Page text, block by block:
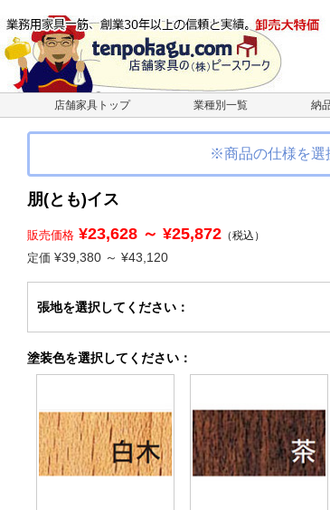
店舗家具トップ 業種別一覧 納
※商品の仕様を選
朋(とも)イス
販売価格 ¥23,628 ～ ¥25,872 （税込）
定価¥39,380 ～ ¥43,120
張地を選択してください ：
塗装色を選択してください ：